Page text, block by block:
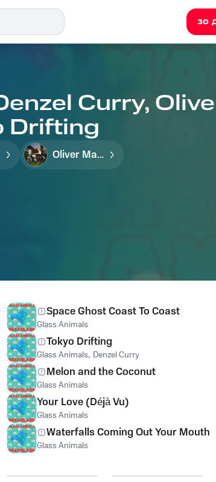
30
Curry,
Drifting
Oliver Malcolm
Space Ghost Coast To Coast
Glass Animals
Tokyo Drifting
Glass Animals, Denzel Curry
Melon and the Coconut
Glass Animals
Your Love (Déjà Vu)
Glass Animals
Waterfalls Coming Out Your Mouth
Glass Animals